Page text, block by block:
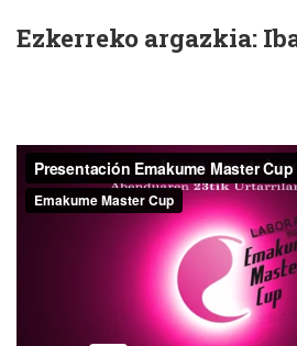
Ezkerreko argazkia: